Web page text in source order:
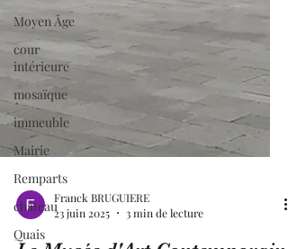
Moyen Âge
cour
intérieure
mosaïque
immeuble
Mairie
Remparts
château
Quais